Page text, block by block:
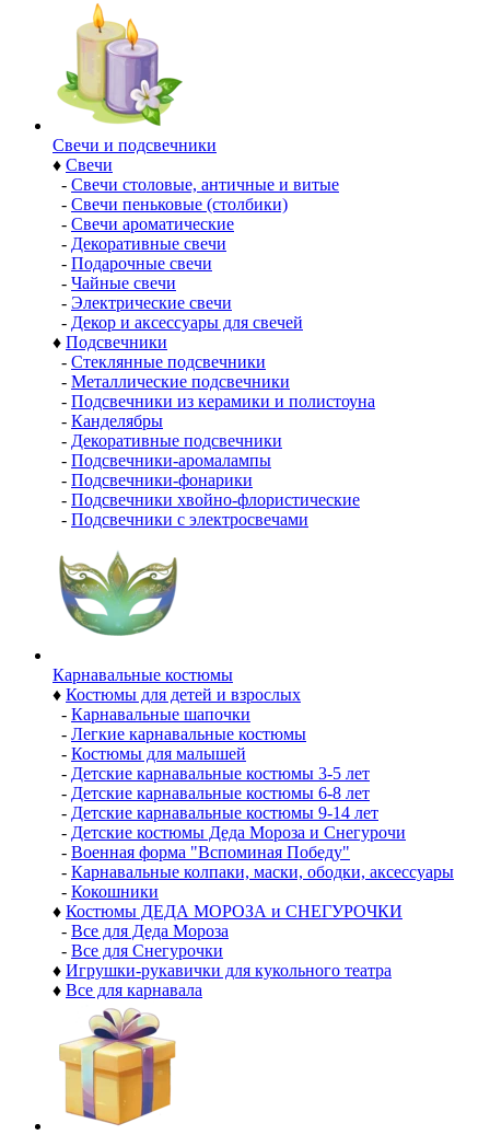
Свечи и подсвечники
♦ Свечи
- Свечи столовые, античные и витые
- Свечи пеньковые (столбики)
- Свечи ароматические
- Декоративные свечи
- Подарочные свечи
- Чайные свечи
- Электрические свечи
- Декор и аксессуары для свечей
♦ Подсвечники
- Стеклянные подсвечники
- Металлические подсвечники
- Подсвечники из керамики и полистоуна
- Канделябры
- Декоративные подсвечники
- Подсвечники-аромалампы
- Подсвечники-фонарики
- Подсвечники хвойно-флористические
- Подсвечники с электросвечами
Карнавальные костюмы
♦ Костюмы для детей и взрослых
- Карнавальные шапочки
- Легкие карнавальные костюмы
- Костюмы для малышей
- Детские карнавальные костюмы 3-5 лет
- Детские карнавальные костюмы 6-8 лет
- Детские карнавальные костюмы 9-14 лет
- Детские костюмы Деда Мороза и Снегурочи
- Военная форма "Вспоминая Победу"
- Карнавальные колпаки, маски, ободки, аксессуары
- Кокошники
♦ Костюмы ДЕДА МОРОЗА и СНЕГУРОЧКИ
- Все для Деда Мороза
- Все для Снегурочки
♦ Игрушки-рукавички для кукольного театра
♦ Все для карнавала